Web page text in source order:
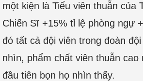
một kiện là Tiểu viên thuẫn của
Chiến Sĩ +15% tỉ lệ phòng ngự
đó tất cả đội viên trong đoàn
nhìn, phẩm chất viên thuẫn cao
đầu tiên bọn họ nhìn thấy.